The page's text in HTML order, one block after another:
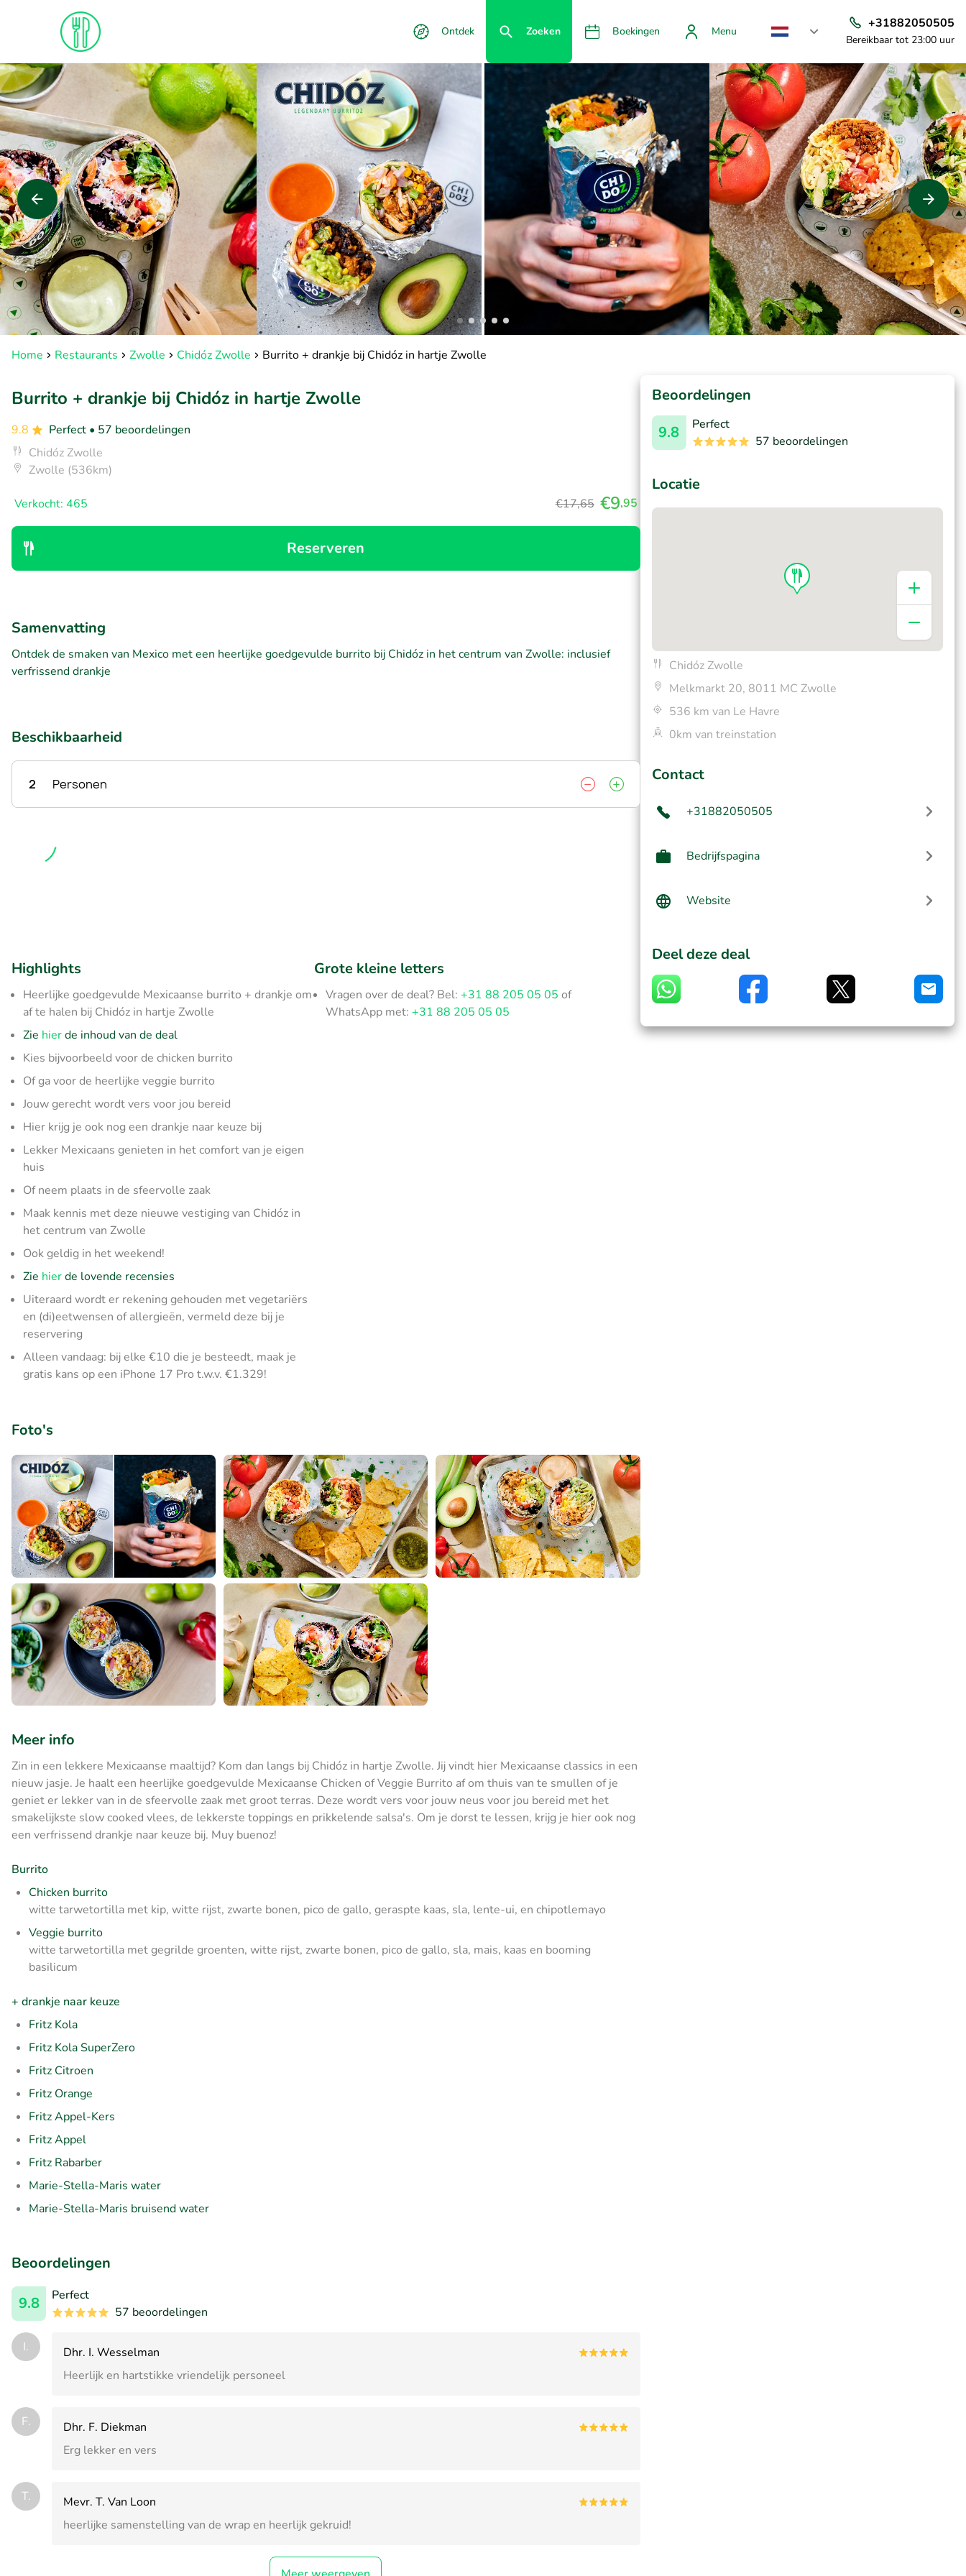
Ontdek Zoeken Boekingen Menu
+31882050505
Bereikbaar tot 23:00 uur
Home Restaurants Zwolle Chidóz Zwolle Burrito + drankje bij Chidóz in hartje Zwolle
Burrito + drankje bij Chidóz in hartje Zwolle
9.8 Perfect • 57 beoordelingen
Chidóz Zwolle
Zwolle (536km)
Verkocht: 465 €17,65 €9,95
Reserveren
Samenvatting
Ontdek de smaken van Mexico met een heerlijke goedgevulde burrito bij Chidóz in het centrum van Zwolle: inclusief
verfrissend drankje
Beschikbaarheid
2 Personen
Highlights
Heerlijke goedgevulde Mexicaanse burrito + drankje om
af te halen bij Chidóz in hartje Zwolle
Zie hierde inhoud van de deal
Kies bijvoorbeeld voor de chicken burrito
Of ga voor de heerlijke veggie burrito
Jouw gerecht wordt vers voor jou bereid
Hier krijg je ook nog een drankje naar keuze bij
Lekker Mexicaans genieten in het comfort van je eigen
huis
Of neem plaats in de sfeervolle zaak
Maak kennis met deze nieuwe vestiging van Chidóz in
het centrum van Zwolle
Ook geldig in het weekend!
Zie hierde lovende recensies
Uiteraard wordt er rekening gehouden met vegetariërs
en (di)eetwensen of allergieën, vermeld deze bij je
reservering
Alleen vandaag: bij elke €10 die je besteedt, maak je
gratis kans op een iPhone 17 Pro t.w.v. €1.329!
Grote kleine letters
Vragen over de deal? Bel:+31 88 205 05 05 of
WhatsApp met:+31 88 205 05 05
Foto's
Meer info
Zin in een lekkere Mexicaanse maaltijd? Kom dan langs bij Chidóz in hartje Zwolle. Jij vindt hier Mexicaanse classics in een
nieuw jasje. Je haalt een heerlijke goedgevulde Mexicaanse Chicken of Veggie Burrito af om thuis van te smullen of je
geniet er lekker van in de sfeervolle zaak met groot terras. Deze wordt vers voor jouw neus voor jou bereid met het
smakelijkste slow cooked vlees, de lekkerste toppings en prikkelende salsa's. Om je dorst te lessen, krijg je hier ook nog
een verfrissend drankje naar keuze bij. Muy buenoz!
Burrito
Chicken burrito
witte tarwetortilla met kip, witte rijst, zwarte bonen, pico de gallo, geraspte kaas, sla, lente-ui, en chipotlemayo
Veggie burrito
witte tarwetortilla met gegrilde groenten, witte rijst, zwarte bonen, pico de gallo, sla, mais, kaas en booming
basilicum
+ drankje naar keuze
Fritz Kola
Fritz Kola SuperZero
Fritz Citroen
Fritz Orange
Fritz Appel-Kers
Fritz Appel
Fritz Rabarber
Marie-Stella-Maris water
Marie-Stella-Maris bruisend water
Beoordelingen
9.8
Perfect
57 beoordelingen
I.
Dhr. I. Wesselman
Heerlijk en hartstikke vriendelijk personeel
F.
Dhr. F. Diekman
Erg lekker en vers
T.
Mevr. T. Van Loon
heerlijke samenstelling van de wrap en heerlijk gekruid!
Beoordelingen
9.8
Perfect
57 beoordelingen
Locatie
Chidóz Zwolle
Melkmarkt 20, 8011 MC Zwolle
536 km van Le Havre
0km van treinstation
Contact
+31882050505
Bedrijfspagina
Website
Deel deze deal